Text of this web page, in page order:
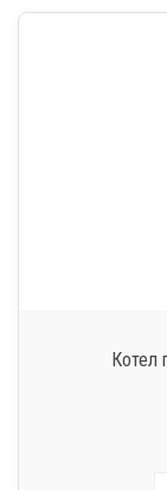
Котел